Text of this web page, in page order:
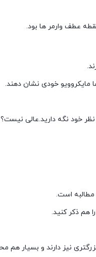
مایکروویو خودی نشان دهند.
خود نگه دارید.عالی نیست؟
مطالبه است.